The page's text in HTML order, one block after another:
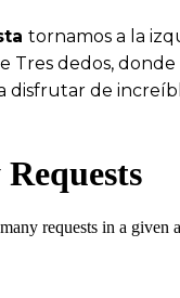
tornamos a la
Tres dedos,
disfrutar de